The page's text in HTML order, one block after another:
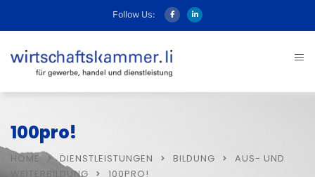
Follow Us:
100pro!
HOME DIENSTLEISTUNGEN BILDUNG
AUS- UND
WEITERBILDUNG
100PRO!